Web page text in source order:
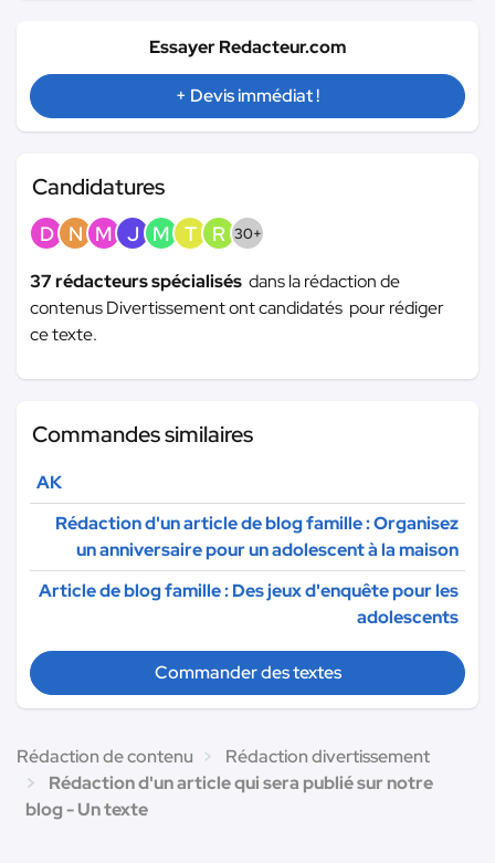
Essayer Redacteur.com
+ Devis immédiat !
Candidatures
D N M J M T R 30+
37 rédacteurs spécialisés dans la rédaction de
contenus Divertissement ont candidatés pour rédiger
ce texte.
Commandes similaires
AK
Rédaction d'un article de blog famille : Organisez
un anniversaire pour un adolescent à la maison
Article de blog famille : Des jeux d'enquête pour les
adolescents
Commander des textes
Rédaction de contenu
Rédaction divertissement
Rédaction d'un article qui sera publié sur notre
blog - Un texte